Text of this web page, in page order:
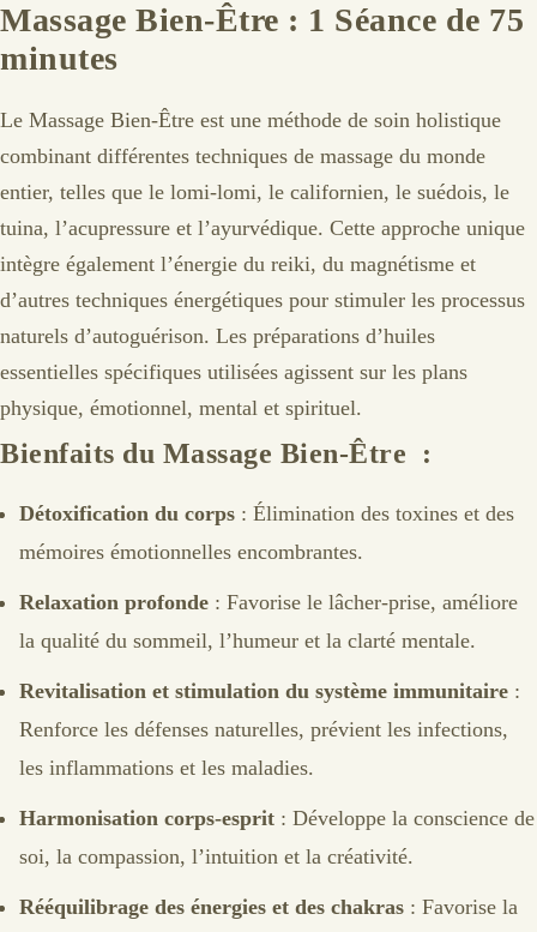
Massage Bien-Être : 1 Séance de 75
minutes
Le Massage Bien-Être est une méthode de soin holistique
combinant différentes techniques de massage du monde
entier, telles que le lomi-lomi, le californien, le suédois, le
tuina, l’acupressure et l’ayurvédique. Cette approche unique
intègre également l’énergie du reiki, du magnétisme et
d’autres techniques énergétiques pour stimuler les processus
naturels d’autoguérison. Les préparations d’huiles
essentielles spécifiques utilisées agissent sur les plans
physique, émotionnel, mental et spirituel.
Bienfaits du Massage Bien-Être :
Détoxification du corps : Élimination des toxines et des
mémoires émotionnelles encombrantes.
Relaxation profonde : Favorise le lâcher-prise, améliore
la qualité du sommeil, l’humeur et la clarté mentale.
Revitalisation et stimulation du système immunitaire :
Renforce les défenses naturelles, prévient les infections,
les inflammations et les maladies.
Harmonisation corps-esprit : Développe la conscience de
soi, la compassion, l’intuition et la créativité.
Rééquilibrage des énergies et des chakras : Favorise la